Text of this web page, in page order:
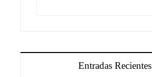
Entradas Recientes